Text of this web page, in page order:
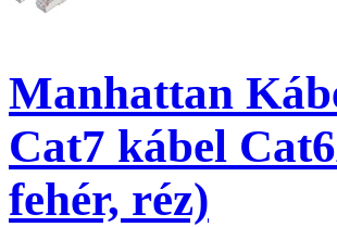
Manhattan
Cat7 kábel
fehér, réz)